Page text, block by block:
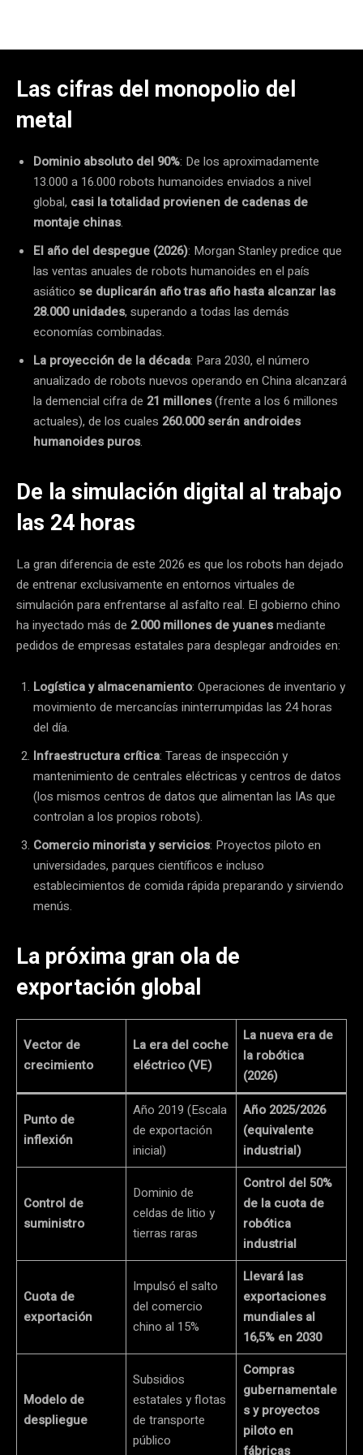
Las cifras del monopolio del
metal
Dominio absoluto del 90%: De los aproximadamente
13.000 a 16.000 robots humanoides enviados a nivel
global, casi la totalidad provienen de cadenas de
montaje chinas.
El año del despegue (2026): Morgan Stanley predice que
las ventas anuales de robots humanoides en el país
asiático se duplicarán año tras año hasta alcanzar las
28.000 unidades, superando a todas las demás
economías combinadas.
La proyección de la década: Para 2030, el número
anualizado de robots nuevos operando en China alcanzará
la demencial cifra de 21 millones(frente a los 6 millones
actuales), de los cuales 260.000 serán androides
humanoides puros.
De la simulación digital al trabajo
las 24 horas
La gran diferencia de este 2026 es que los robots han dejado
de entrenar exclusivamente en entornos virtuales de
simulación para enfrentarse al asfalto real. El gobierno chino
ha inyectado más de 2.000 millones de yuanesmediante
pedidos de empresas estatales para desplegar androides en:
Logística y almacenamiento: Operaciones de inventario y
movimiento de mercancías ininterrumpidas las 24 horas
del día.
Infraestructura crítica: Tareas de inspección y
mantenimiento de centrales eléctricas y centros de datos
(los mismos centros de datos que alimentan las IAs que
controlan a los propios robots).
Comercio minorista y servicios: Proyectos piloto en
universidades, parques científicos e incluso
establecimientos de comida rápida preparando y sirviendo
menús.
La próxima gran ola de
exportación global
Vector de
crecimiento
La era del coche
eléctrico (VE)
La nueva era de
la robótica
(2026)
Punto de
inflexión
Año 2019 (Escala
de exportación
inicial)
Año 2025/2026
(equivalente
industrial)
Control de
suministro
Dominio de
celdas de litio y
tierras raras
Control del 50%
de la cuota de
robótica
industrial
Cuota de
exportación
Impulsó el salto
del comercio
chino al 15%
Llevará las
exportaciones
mundiales al
16,5% en 2030
Modelo de
despliegue
Subsidios
estatales y flotas
de transporte
público
Compras
gubernamentale
s y proyectos
piloto en
fábricas